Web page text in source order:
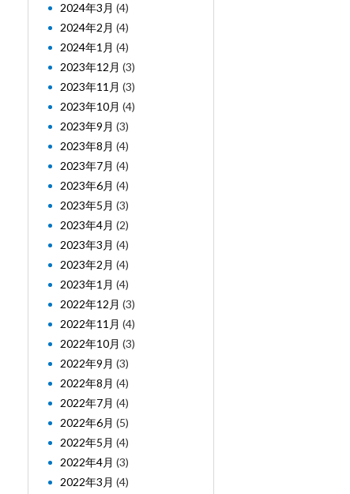
2024年3月 (4)
2024年2月 (4)
2024年1月 (4)
2023年12月 (3)
2023年11月 (3)
2023年10月 (4)
2023年9月 (3)
2023年8月 (4)
2023年7月 (4)
2023年6月 (4)
2023年5月 (3)
2023年4月 (2)
2023年3月 (4)
2023年2月 (4)
2023年1月 (4)
2022年12月 (3)
2022年11月 (4)
2022年10月 (3)
2022年9月 (3)
2022年8月 (4)
2022年7月 (4)
2022年6月 (5)
2022年5月 (4)
2022年4月 (3)
2022年3月 (4)